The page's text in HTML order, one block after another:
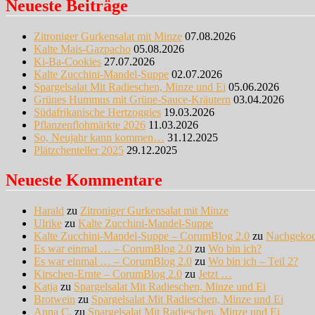
Neueste Beiträge
Zitroniger Gurkensalat mit Minze 07.08.2026
Kalte Mais-Gazpacho 05.08.2026
Ki-Ba-Cookies 27.07.2026
Kalte Zucchini-Mandel-Suppe 02.07.2026
Spargelsalat Mit Radieschen, Minze und Ei 05.06.2026
Grünes Hummus mit Grüne-Sauce-Kräutern 03.04.2026
Südafrikanische Hertzoggies 19.03.2026
Pflanzenflohmärkte 2026 11.03.2026
So, Neujahr kann kommen… 31.12.2025
Plätzchenteller 2025 29.12.2025
Neueste Kommentare
Harald zu Zitroniger Gurkensalat mit Minze
Ulrike zu Kalte Zucchini-Mandel-Suppe
Kalte Zucchini-Mandel-Suppe – CorumBlog 2.0 zu
Es war einmal … – CorumBlog 2.0 zu Wo bin ich?
Es war einmal … – CorumBlog 2.0 zu Wo bin ich – Teil 2?
Kirschen-Ernte – CorumBlog 2.0 zu Jetzt …
Katja zu Spargelsalat Mit Radieschen, Minze und Ei
Brotwein zu Spargelsalat Mit Radieschen, Minze und Ei
Anna C. zu Spargelsalat Mit Radieschen, Minze und Ei